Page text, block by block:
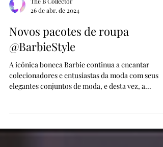
26 de abr. de 2024
Novos pacotes de roupa
@BarbieStyle
A icônica boneca Barbie continua a encantar